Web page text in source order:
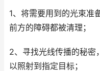
1、将需要用到的光束准
前方的障碍都被清理；
2、寻找光线传播的秘密
以照射到指定目标；